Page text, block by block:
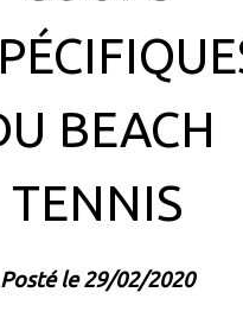
BEACH
TENNIS
Posté le 29/02/2020